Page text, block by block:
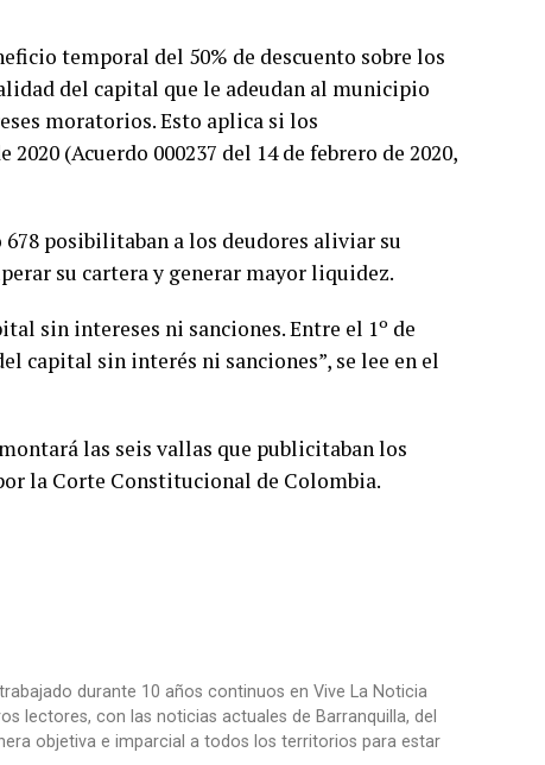
temporal del 50% de descuento sobre los
del capital que le adeudan al municipio
moratorios. Esto aplica si los
(Acuerdo 000237 del 14 de febrero de 2020,
posibilitaban a los deudores aliviar su
su cartera y generar mayor liquidez.
sin intereses ni sanciones. Entre el 1º de
capital sin interés ni sanciones”, se lee en el
las seis vallas que publicitaban los
la Corte Constitucional de Colombia.
durante 10 años continuos en Vive La Noticia
lectores, con las noticias actuales de Barranquilla, del
objetiva e imparcial a todos los territorios para estar